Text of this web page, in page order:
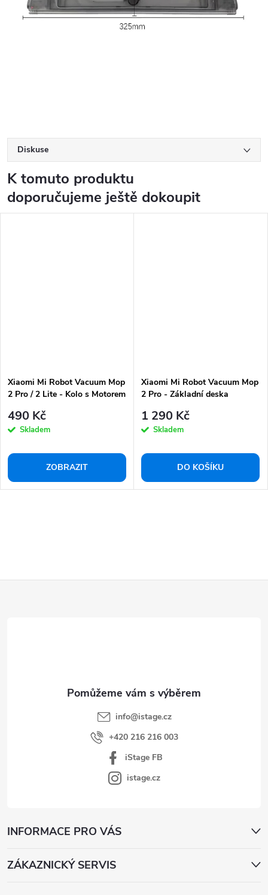
Diskuse
K tomuto produktu
doporučujeme ještě dokoupit
Xiaomi Mi Robot Vacuum Mop
2 Pro / 2 Lite - Kolo s Motorem
490 Kč
Skladem
ZOBRAZIT
Xiaomi Mi Robot Vacuum Mop
2 Pro - Základní deska
1 290 Kč
Skladem
DO KOŠÍKU
info@istage.cz
+420 216 216 003
iStage FB
istage.cz
INFORMACE PRO VÁS
ZÁKAZNICKÝ SERVIS